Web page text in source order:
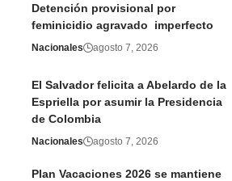
Detención provisional por
feminicidio agravado imperfecto
Nacionales agosto 7, 2026
El Salvador felicita a Abelardo de la
Espriella por asumir la Presidencia
de Colombia
Nacionales agosto 7, 2026
Plan Vacaciones 2026 se mantiene